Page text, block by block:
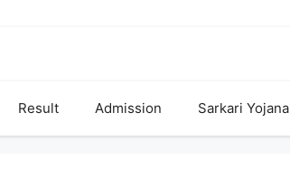
Result Admission Sarkari Yojana